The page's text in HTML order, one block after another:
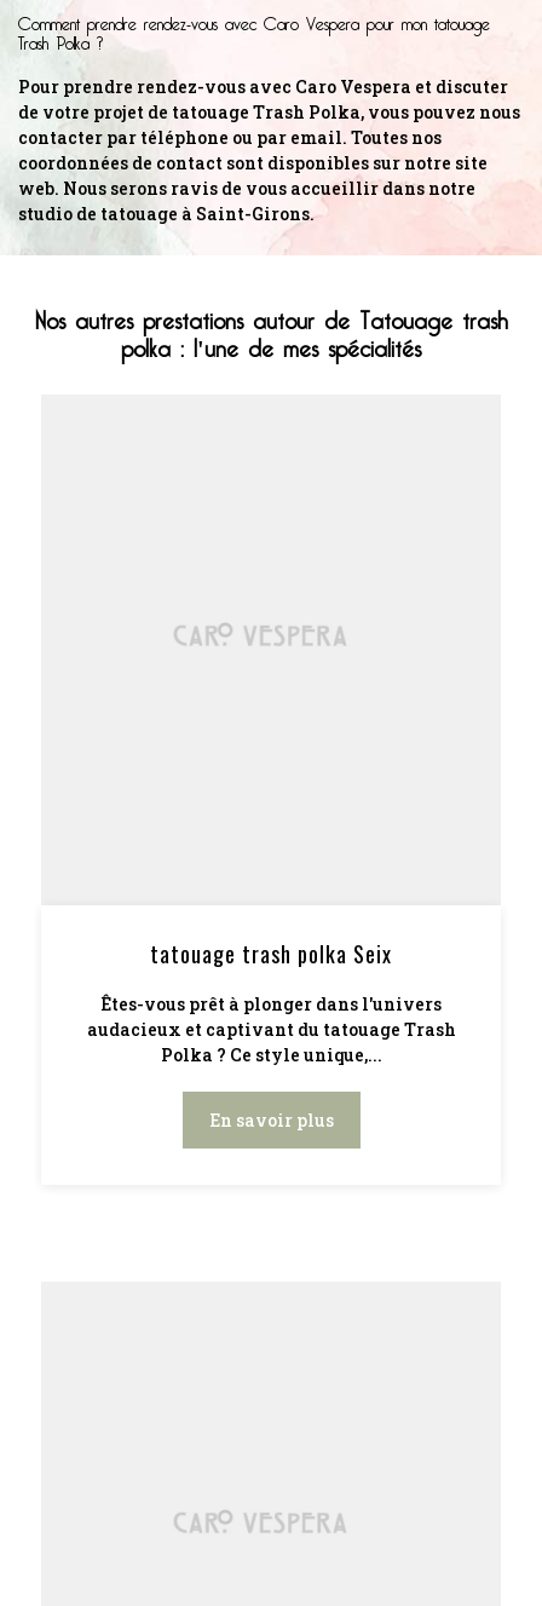
Comment prendre rendez-vous avec Caro Vespera pour mon tatouage
Trash Polka ?
Pour prendre rendez-vous avec Caro Vespera et discuter
de votre projet de tatouage Trash Polka, vous pouvez nous
contacter par téléphone ou par email. Toutes nos
coordonnées de contact sont disponibles sur notre site
web. Nous serons ravis de vous accueillir dans notre
studio de tatouage à Saint-Girons.
Nos autres prestations autour de Tatouage trash
polka : l'une de mes spécialités
tatouage trash polka Seix
Êtes-vous prêt à plonger dans l'univers
audacieux et captivant du tatouage Trash
Polka ? Ce style unique,...
En savoir plus